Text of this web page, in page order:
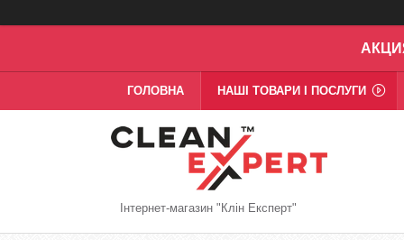
ГОЛОВНА НАШІ ТОВАРИ І ПОСЛУГИ
Інтернет-магазин "Клін Експерт"